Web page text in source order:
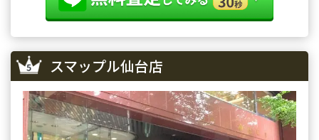
スマップル仙台店